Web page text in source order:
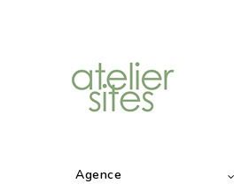
Agence